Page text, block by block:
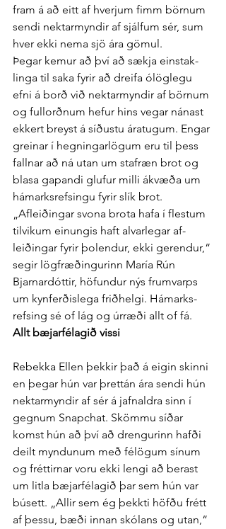
fram á að eitt af hverjum fimm börnum
sendi nektar­myndir af sjálfum sér, sum
hver ekki nema sjö ára gömul.
Þegar kemur að því að sækja ein­stak­
linga til saka fyrir að dreifa ó­lög­legu
efni á borð við nektar­myndir af börnum
og full­orðnum hefur hins vegar nánast
ekkert breyst á síðustu ára­tugum. Engar
greinar í hegningar­lögum eru til þess
fallnar að ná utan um staf­ræn brot og
blasa gapandi glufur milli á­kvæða um
há­marks­refsingu fyrir slík brot.
„Af­leiðingar svona brota hafa í flestum
til­vikum einungis haft al­var­legar af­
leiðingar fyrir þol­endur, ekki ger­endur,“
segir lög­fræðingurinn María Rún
Bjarnar­dóttir, höfundur nýs frum­varps
um kyn­ferðis­lega frið­helgi. Há­marks­
refsing sé of lág og úr­ræði allt of fá.
Allt bæjar­fé­lagið vissi
Rebekka Ellen þekkir það á eigin skinni
en þegar hún var þrettán ára sendi hún
nektar­myndir af sér á jafn­aldra sinn í
gegnum Snapchat. Skömmu síðar
komst hún að því að drengurinn hafði
deilt myndunum með fé­lögum sínum
og fréttirnar voru ekki lengi að berast
um litla bæjar­fé­lagið þar sem hún var
bú­sett. „Allir sem ég þekkti höfðu frétt
af þessu, bæði innan skólans og utan,“